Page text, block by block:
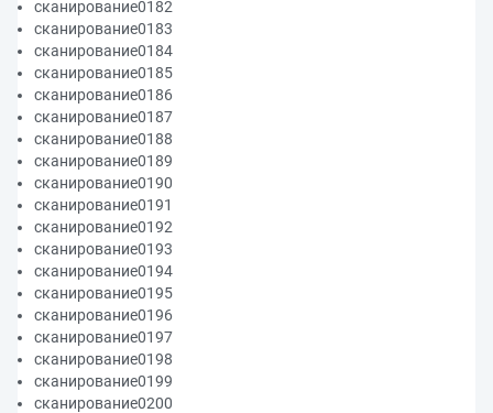
сканирование0182
сканирование0183
сканирование0184
сканирование0185
сканирование0186
сканирование0187
сканирование0188
сканирование0189
сканирование0190
сканирование0191
сканирование0192
сканирование0193
сканирование0194
сканирование0195
сканирование0196
сканирование0197
сканирование0198
сканирование0199
сканирование0200